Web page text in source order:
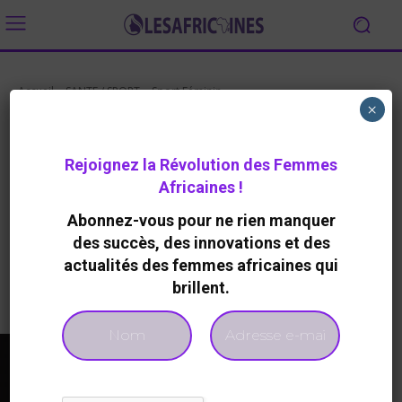
Accueil SANTE / SPORT Sport Féminin
la Femme Digitale » les 13 et 14
Redaction 22 Mai 2019
Twitter
Rejoignez la Révolution des Femmes
Africaines !
Abonnez-vous pour ne rien manquer
des succès, des innovations et des
actualités des femmes africaines qui
brillent.
×